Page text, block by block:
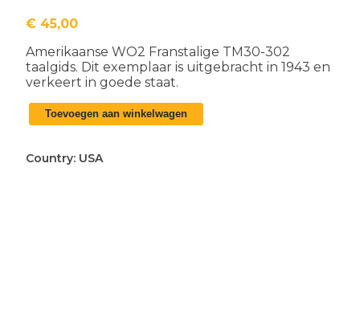
€ 45,00
Amerikaanse WO2 Franstalige TM30-302
taalgids. Dit exemplaar is uitgebracht in 1943 en
verkeert in goede staat.
Amerikaanse
WO2
302
Toevoegen aan winkelwagen
Country: USA